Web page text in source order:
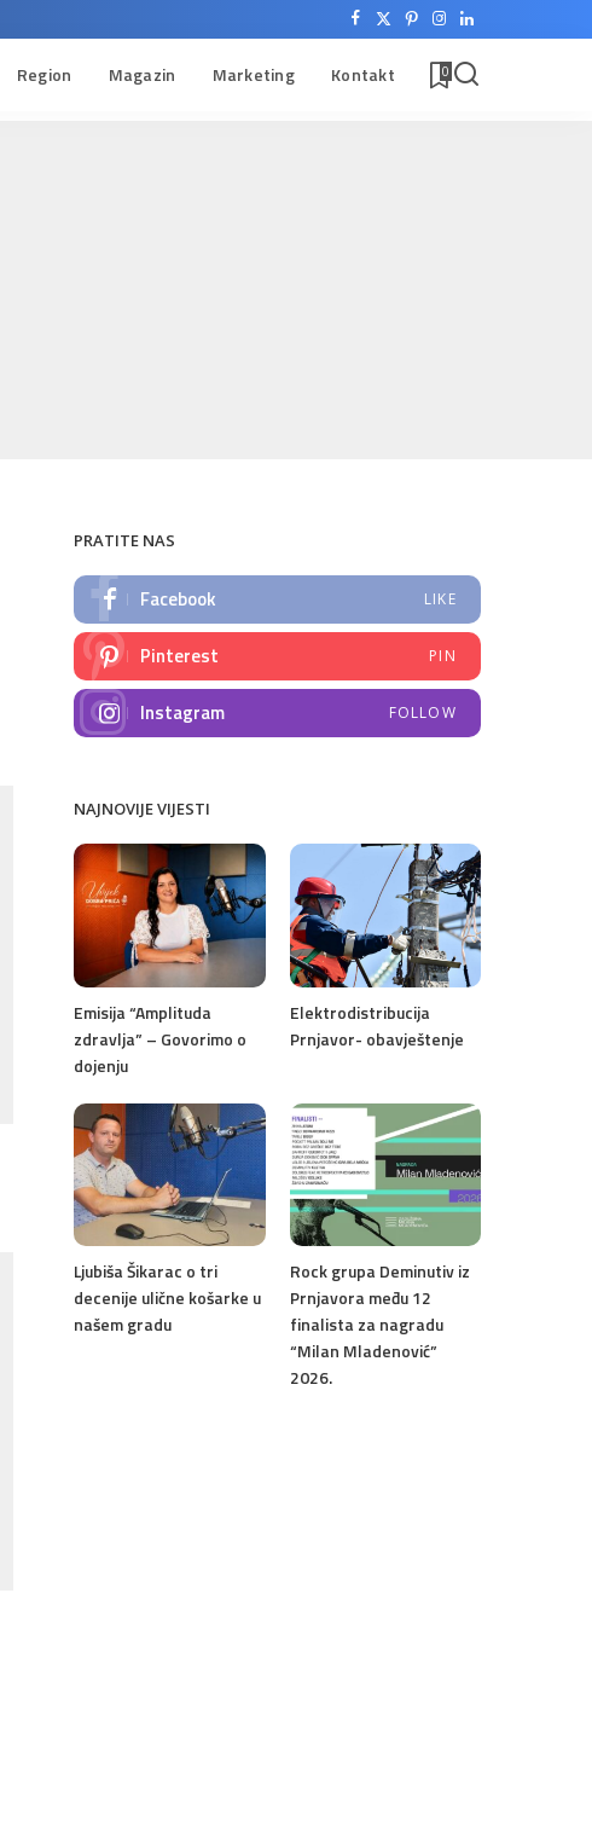
Region Magazin Marketing Kontakt 0
PRATITE NAS
Facebook LIKE
Pinterest PIN
Instagram FOLLOW
NAJNOVIJE VIJESTI
Emisija “Amplituda
zdravlja” – Govorimo o
dojenju
Elektrodistribucija
Prnjavor- obavještenje
Ljubiša Šikarac o tri
decenije ulične košarke u
našem gradu
Rock grupa Deminutiv iz
Prnjavora među 12
finalista za nagradu
“Milan Mladenović”
2026.